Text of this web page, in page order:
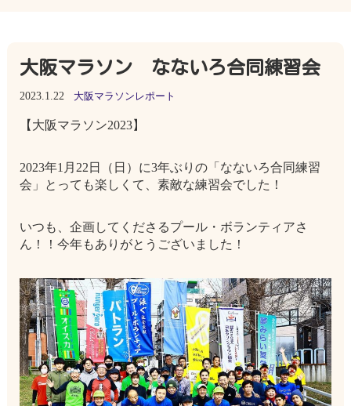
大阪マラソン なないろ合同練習会
2023.1.22 大阪マラソンレポート
【大阪マラソン2023】
2023年1月22日（日）に3年ぶりの「なないろ合同練習
会」とっても楽しくて、素敵な練習会でした！
いつも、企画してくださるプール・ボランティアさ
ん！！今年もありがとうございました！